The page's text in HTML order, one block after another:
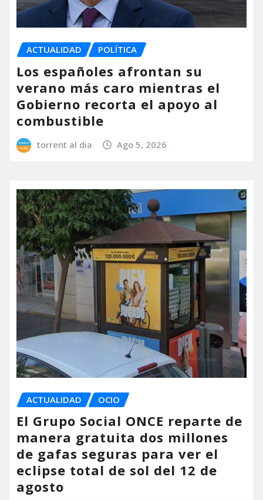
ACTUALIDAD POLÍTICA
Los españoles afrontan su
verano más caro mientras el
Gobierno recorta el apoyo al
combustible
torrent al dia Ago 5, 2026
ACTUALIDAD OCIO
El Grupo Social ONCE reparte de
manera gratuita dos millones
de gafas seguras para ver el
eclipse total de sol del 12 de
agosto